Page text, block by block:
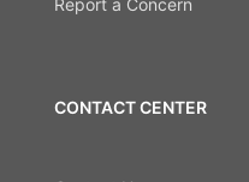
CONTACT CENTER